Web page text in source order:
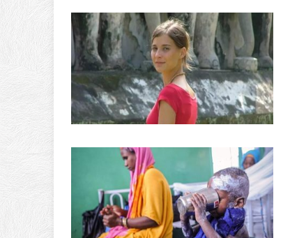
ЛЕНТА НОВОСТЕЙ
ЛЕНТА НОВОСТЕЙ